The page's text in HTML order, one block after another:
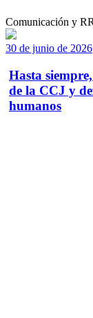
Comunicación y
30 de junio de 2026
Hasta
de la CCJ y
humanos